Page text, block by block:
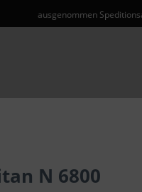
Speditionsartikel und
N 6800